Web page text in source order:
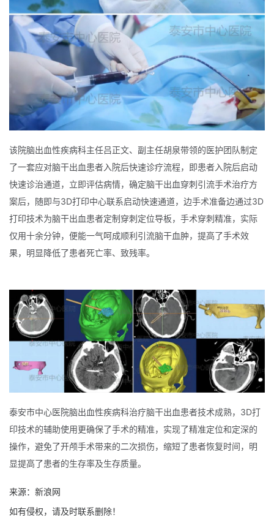
该院脑出血性疾病科主任吕正文、副主任胡泉带领的医护团队制定
了一套应对脑干出血患者入院后快速诊疗流程，即患者入院后启动
快速诊治通道，立即评估病情，确定脑干出血穿刺引流手术治疗方
案后，随即与3D打印中心联系启动快速通道，边手术准备边通过3D
打印技术为脑干出血患者定制穿刺定位导板，手术穿刺精准，实际
仅用十余分钟，便能一气呵成顺利引流脑干血肿，提高了手术效
果，明显降低了患者死亡率、致残率。
泰安市中心医院脑出血性疾病科治疗脑干出血患者技术成熟，3D打
印技术的辅助使用更确保了手术的精准，实现了精准定位和定深的
操作，避免了开颅手术带来的二次损伤，缩短了患者恢复时间，明
显提高了患者的生存率及生存质量。
来源：新浪网
如有侵权，请及时联系删除！